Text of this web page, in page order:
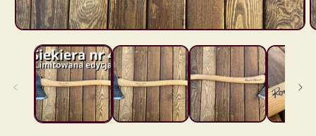
Otwórz
multimedia
oknie
modalnym